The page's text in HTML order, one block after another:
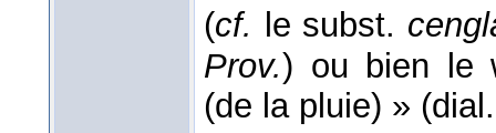
(cf. le subst.
Prov.) ou bien le
(de la pluie) »